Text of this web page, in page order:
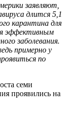
заявляют,
длится 5,1
карантина для
эффективным
заболевания.
примерно у
по
семи
проявились на